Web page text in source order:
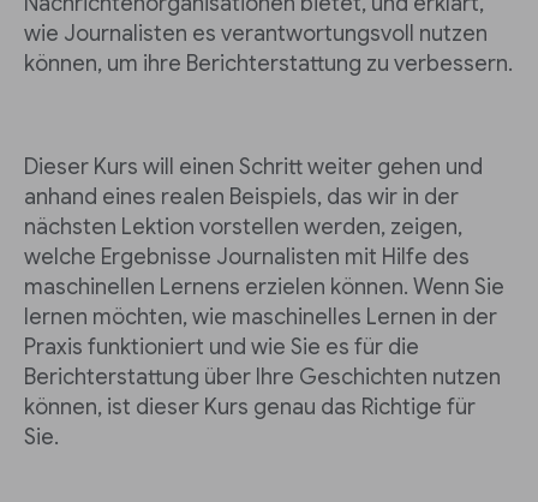
wie Journalisten es verantwortungsvoll nutzen
können, um ihre Berichterstattung zu verbessern.
Dieser Kurs will einen Schritt weiter gehen und
anhand eines realen Beispiels, das wir in der
nächsten Lektion vorstellen werden, zeigen,
welche Ergebnisse Journalisten mit Hilfe des
maschinellen Lernens erzielen können. Wenn Sie
lernen möchten, wie maschinelles Lernen in der
Praxis funktioniert und wie Sie es für die
Berichterstattung über Ihre Geschichten nutzen
können, ist dieser Kurs genau das Richtige für
Sie.